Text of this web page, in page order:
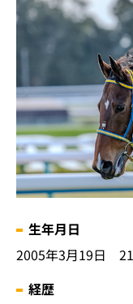
生年月日
2005年3月19日
経歴